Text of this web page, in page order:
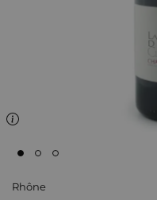
Rhône